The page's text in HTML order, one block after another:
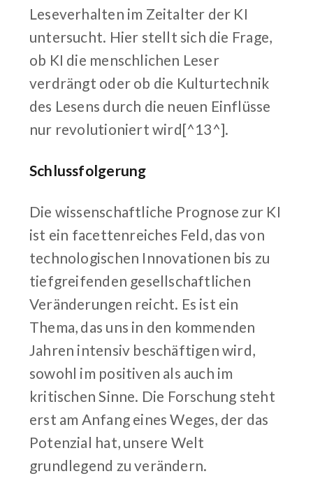
Leseverhalten im Zeitalter der KI
untersucht. Hier stellt sich die Frage,
ob KI die menschlichen Leser
verdrängt oder ob die Kulturtechnik
des Lesens durch die neuen Einflüsse
nur revolutioniert wird[^13^].
Schlussfolgerung
Die wissenschaftliche Prognose zur KI
ist ein facettenreiches Feld, das von
technologischen Innovationen bis zu
tiefgreifenden gesellschaftlichen
Veränderungen reicht. Es ist ein
Thema, das uns in den kommenden
Jahren intensiv beschäftigen wird,
sowohl im positiven als auch im
kritischen Sinne. Die Forschung steht
erst am Anfang eines Weges, der das
Potenzial hat, unsere Welt
grundlegend zu verändern.